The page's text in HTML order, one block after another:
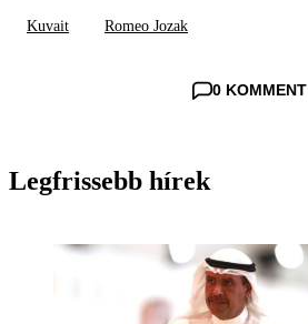
Kuvait Romeo Jozak
0 KOMMENT
Legfrissebb hírek